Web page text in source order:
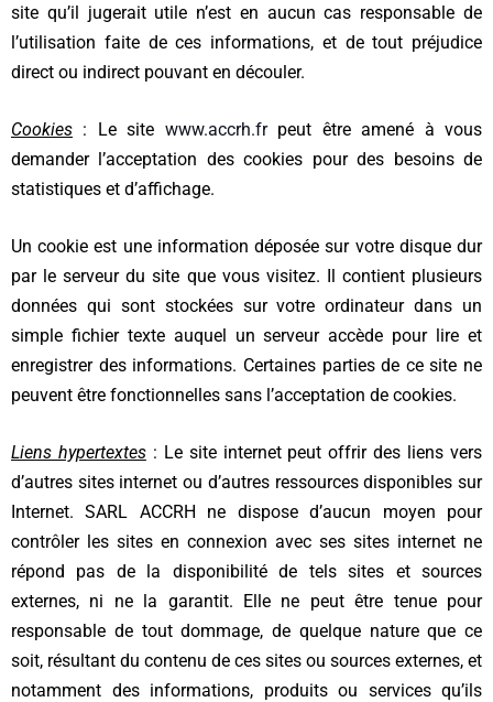
site qu’il jugerait utile n’est en aucun cas responsable de
l’utilisation faite de ces informations, et de tout préjudice
direct ou indirect pouvant en découler.
Cookies : Le site www.accrh.frpeut être amené à vous
demander l’acceptation des cookies pour des besoins de
statistiques et d’affichage.
Un cookie est une information déposée sur votre disque dur
par le serveur du site que vous visitez. Il contient plusieurs
données qui sont stockées sur votre ordinateur dans un
simple fichier texte auquel un serveur accède pour lire et
enregistrer des informations. Certaines parties de ce site ne
peuvent être fonctionnelles sans l’acceptation de cookies.
Liens hypertextes: Le site internet peut offrir des liens vers
d’autres sites internet ou d’autres ressources disponibles sur
Internet. SARL ACCRH ne dispose d’aucun moyen pour
contrôler les sites en connexion avec ses sites internet ne
répond pas de la disponibilité de tels sites et sources
externes, ni ne la garantit. Elle ne peut être tenue pour
responsable de tout dommage, de quelque nature que ce
soit, résultant du contenu de ces sites ou sources externes, et
notamment des informations, produits ou services qu’ils